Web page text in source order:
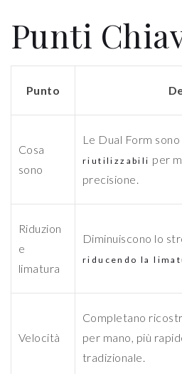
Punti
Punto
Cosa
sono
Le Dual Form sono
riutilizzabili per
precisione.
Riduzion
e
limatura
Diminuiscono lo
riducendo la
Velocità
Completano
per mano, più
tradizionale.